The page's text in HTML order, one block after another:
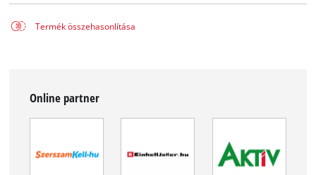
Termék összehasonlítása
Online partner